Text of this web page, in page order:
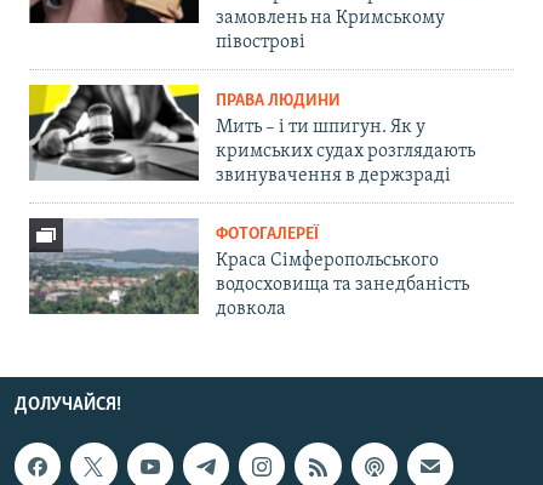
замовлень на Кримському
півострові
ПРАВА ЛЮДИНИ
Мить – і ти шпигун. Як у
кримських судах розглядають
звинувачення в держзраді
ФОТОГАЛЕРЕЇ
Краса Сімферопольського
водосховища та занедбаність
довкола
ДОЛУЧАЙСЯ!